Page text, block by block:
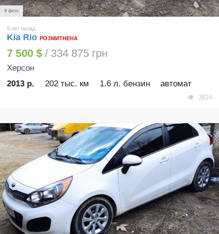
8 фото
5 лет назад
Kia Rio РОЗМИТНЕНА
7 500 $ / 334 875 грн
Херсон
2013 р.
202 тыс. км 1.6 л. бензин автомат
3824